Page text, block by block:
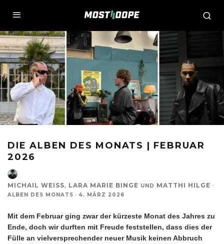
DIE ALBEN DES MONATS | FEBRUAR
2026
MICHAIL WEISS, LARA MARIE BINGE UND MATTHI HILGE ·
ALBEN DES MONATS · 4. MÄRZ 2026
Mit dem Februar ging zwar der kürzeste Monat des Jahres zu
Ende, doch wir durften mit Freude feststellen, dass dies der
Fülle an vielversprechender neuer Musik keinen Abbruch